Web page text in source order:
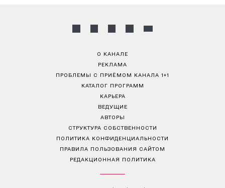
О КАНАЛЕ
РЕКЛАМА
ПРОБЛЕМЫ С ПРИЁМОМ КАНАЛА 1+1
КАТАЛОГ ПРОГРАММ
КАРЬЕРА
ВЕДУЩИЕ
АВТОРЫ
СТРУКТУРА СОБСТВЕННОСТИ
ПОЛИТИКА КОНФИДЕНЦИАЛЬНОСТИ
ПРАВИЛА ПОЛЬЗОВАНИЯ САЙТОМ
РЕДАКЦИОННАЯ ПОЛИТИКА